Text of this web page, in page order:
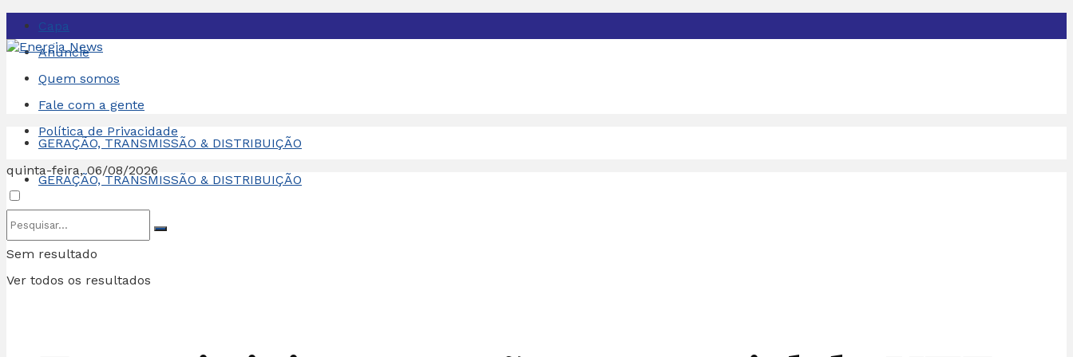
Capa
Anuncie
Quem somos
Fale com a gente
Política de Privacidade
quinta-feira, 06/08/2026
Sem resultado
Ver todos os resultados
GERAÇÃO, TRANSMISSÃO & DISTRIBUIÇÃO
GERAÇÃO, TRANSMISSÃO & DISTRIBUIÇÃO